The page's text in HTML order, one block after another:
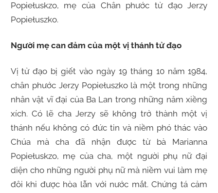
Popiełuskzo, mẹ của Chân phước tử đạo Jerzy
Popiełuszko.
Người mẹ can đảm của một vị thánh tử đạo
Vị tử đạo bị giết vào ngày 19 tháng 10 năm 1984,
chân phước Jerzy Popiełuszko là một trong những
nhân vật vĩ đại của Ba Lan trong những năm xiềng
xích. Có lẽ cha Jerzy sẽ không trở thành một vị
thánh nếu không có đức tin và niềm phó thác vào
Chúa mà cha đã nhận được từ bà Marianna
Popiełuskzo, mẹ của cha, một người phụ nữ đại
diện cho những người phụ nữ mà niềm vui làm mẹ
đôi khi được hòa lẫn với nước mắt. Chứng tá cảm